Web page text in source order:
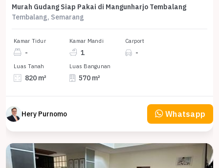
Murah Gudang Siap Pakai di Mangunharjo Tembalang
Tembalang, Semarang
Kamar Tidur
-
Kamar Mandi
1
Carport
-
Luas Tanah
820 m²
Luas Bangunan
570 m²
Hery Purnomo Whatsapp